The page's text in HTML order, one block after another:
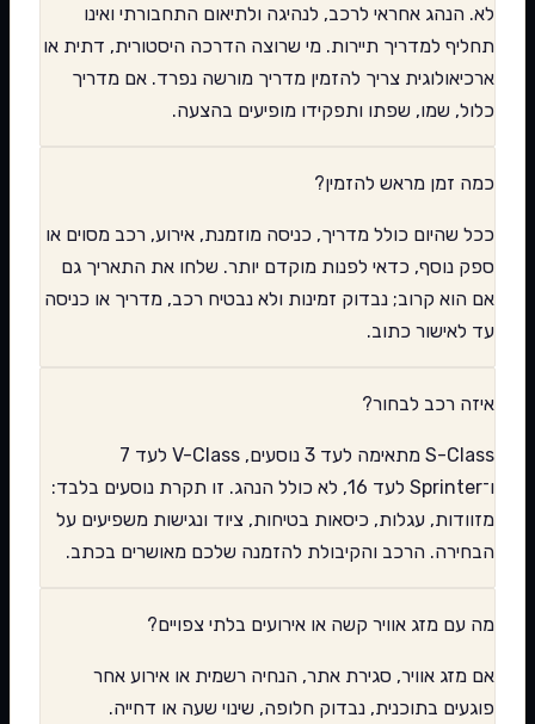
לא. הנהג אחראי לרכב, לנהיגה ולתיאום התחבורתי ואינו
תחליף למדריך תיירות. מי שרוצה הדרכה היסטורית, דתית או
ארכיאולוגית צריך להזמין מדריך מורשה נפרד. אם מדריך
כלול, שמו, שפתו ותפקידו מופיעים בהצעה.
כמה זמן מראש להזמין?
ככל שהיום כולל מדריך, כניסה מוזמנת, אירוע, רכב מסוים או
ספק נוסף, כדאי לפנות מוקדם יותר. שלחו את התאריך גם
אם הוא קרוב; נבדוק זמינות ולא נבטיח רכב, מדריך או כניסה
עד לאישור כתוב.
איזה רכב לבחור?
S-Class מתאימה לעד 3 נוסעים, V-Class לעד 7
ו־Sprinter לעד 16, לא כולל הנהג. זו תקרת נוסעים בלבד:
מזוודות, עגלות, כיסאות בטיחות, ציוד ונגישות משפיעים על
הבחירה. הרכב והקיבולת להזמנה שלכם מאושרים בכתב.
מה עם מזג אוויר קשה או אירועים בלתי צפויים?
אם מזג אוויר, סגירת אתר, הנחיה רשמית או אירוע אחר
פוגעים בתוכנית, נבדוק חלופה, שינוי שעה או דחייה.